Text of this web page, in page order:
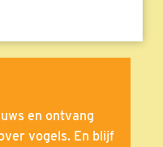
en ontvang
vogels. En blijf